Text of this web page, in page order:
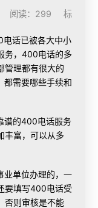
阅读：299 标
电话已被各大中小
务，400电话的多
管理都有很大的
都需要哪些手续和
谱的400电话服务
丰富，可以从多
业单位办理的，一
要填写400电话受
否则审核是不能